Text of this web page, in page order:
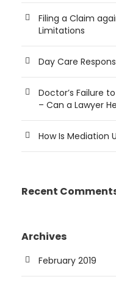
Filing a Claim
Limitations
Day Care
Doctor’s Failure
– Can a Lawyer
How Is Mediation
Recent
Archives
February 2019